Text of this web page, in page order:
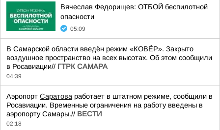
Вячеслав Федорищев: ОТБОЙ беспилотной
опасности
05:09
В Самарской области введён режим «КОВЁР». Закрыто
воздушное пространство на всех высотах. Об этом сообщили
в Росавиации// ГТРК САМАРА
04:39
Аэропорт Саратова работает в штатном режиме, сообщили в
Росавиации. Временные ограничения на работу введены в
аэропорту Самары.// ВЕСТИ
02:18